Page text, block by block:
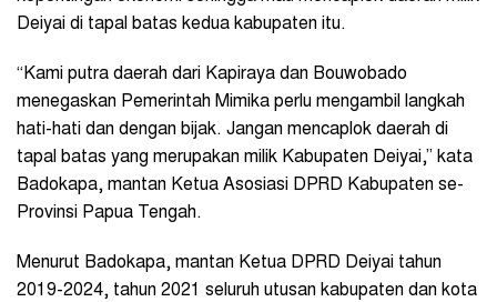
Deiyai di tapal batas kedua kabupaten itu.
“Kami putra daerah dari Kapiraya dan Bouwobado
menegaskan Pemerintah Mimika perlu mengambil langkah
hati-hati dan dengan bijak. Jangan mencaplok daerah di
tapal batas yang merupakan milik Kabupaten Deiyai,” kata
Badokapa, mantan Ketua Asosiasi DPRD Kabupaten se-
Provinsi Papua Tengah.
Menurut Badokapa, mantan Ketua DPRD Deiyai tahun
2019-2024, tahun 2021 seluruh utusan kabupaten dan kota